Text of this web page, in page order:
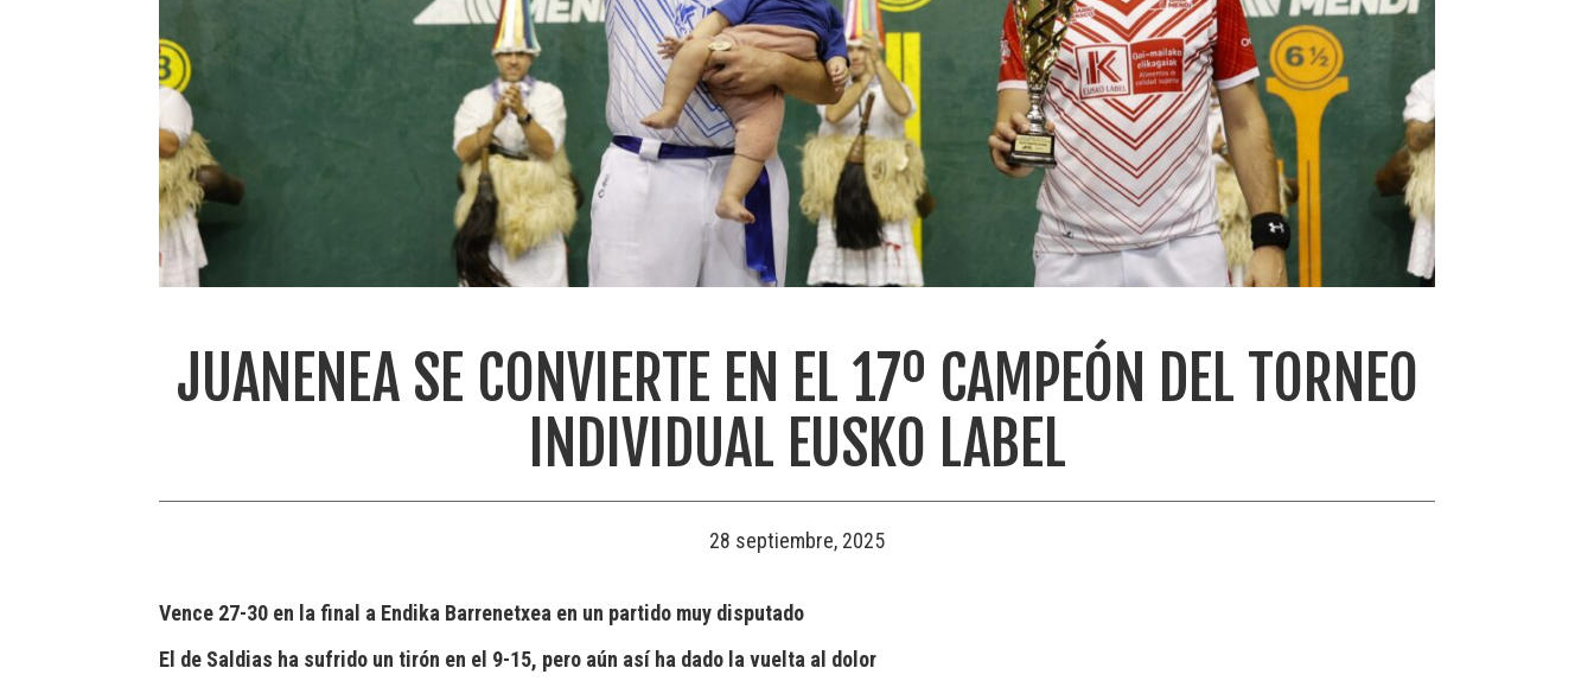
JUANENEA SE CONVIERTE EN EL 17º CAMPEÓN DEL TORNEO
INDIVIDUAL EUSKO LABEL
28 septiembre, 2025
Vence 27-30 en la final a Endika Barrenetxea en un partido muy disputado
El de Saldias ha sufrido un tirón en el 9-15, pero aún así ha dado la vuelta al dolor